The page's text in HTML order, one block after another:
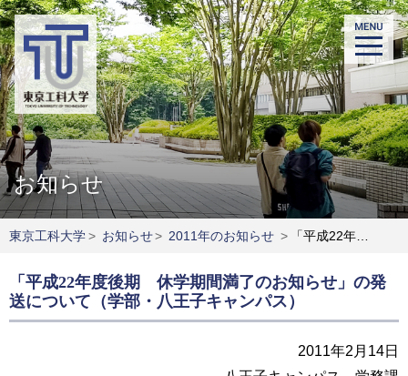
お知らせ
東京工科大学> お知らせ> 2011年のお知らせ > 「平成22年度後期 休学期間満了のお知らせ」の発送について（学部・八王子キャンパス）
「平成22年度後期 休学期間満了のお知らせ」の発
送について（学部・八王子キャンパス）
2011年2月14日